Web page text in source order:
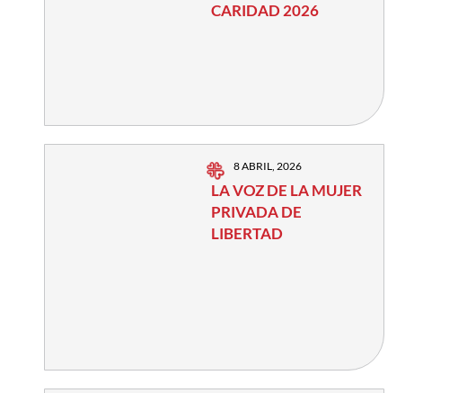
CARIDAD 2026
8 ABRIL, 2026
LA VOZ DE LA MUJER
PRIVADA DE
LIBERTAD